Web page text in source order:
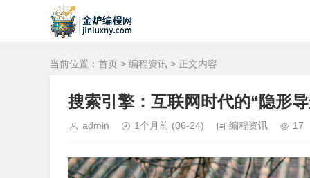
当前位置： 首页 > 编程资讯 > 正文内容
搜索引擎：互联网时代的“隐形
admin 1个月前 (06-24) 编程资讯 17